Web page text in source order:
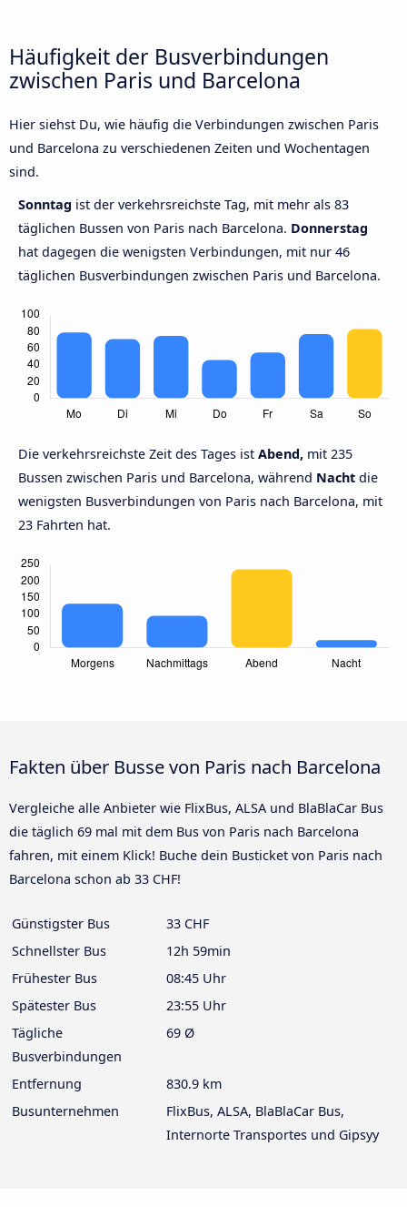
Häufigkeit der Busverbindungen
zwischen Paris und Barcelona
Hier siehst Du, wie häufig die Verbindungen zwischen Paris
und Barcelona zu verschiedenen Zeiten und Wochentagen
sind.
Sonntag ist der verkehrsreichste Tag, mit mehr als 83
täglichen Bussen von Paris nach Barcelona. Donnerstag
hat dagegen die wenigsten Verbindungen, mit nur 46
täglichen Busverbindungen zwischen Paris und Barcelona.
Die verkehrsreichste Zeit des Tages ist Abend, mit 235
Bussen zwischen Paris und Barcelona, während Nacht die
wenigsten Busverbindungen von Paris nach Barcelona, mit
23 Fahrten hat.
Fakten über Busse von Paris nach Barcelona
Vergleiche alle Anbieter wie FlixBus, ALSA und BlaBlaCar Bus
die täglich 69 mal mit dem Bus von Paris nach Barcelona
fahren, mit einem Klick! Buche dein Busticket von Paris nach
Barcelona schon ab 33 CHF!
Günstigster Bus
33 CHF
Schnellster Bus
12h 59min
Frühester Bus
08:45 Uhr
Spätester Bus
23:55 Uhr
Tägliche
Busverbindungen
69 Ø
Entfernung
830.9 km
Busunternehmen
FlixBus, ALSA, BlaBlaCar Bus,
Internorte Transportes und Gipsyy